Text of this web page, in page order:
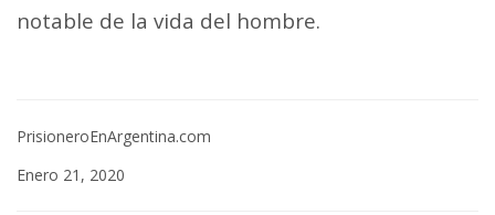
notable de la vida del hombre.
PrisioneroEnArgentina.com
Enero 21, 2020